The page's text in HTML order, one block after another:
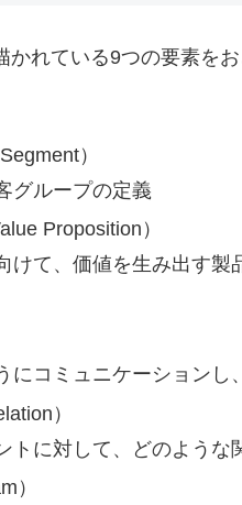
れている9つの要素を
）
グループの定義
Proposition）
て、価値を生み出す製
コミュニケーションし
）
に対して、どのような
）